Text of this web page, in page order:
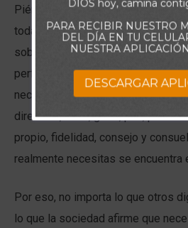
Piénsalo bien. Jesús —en quien
toda la plenitud de la Deidad”
soberano del universo y la fuente
perfección. Él vive en ti y te
necesitas. En Él encuentras
dirección, amor, gozo, paz,
propio, fidelidad, consejo y
realmente necesitas se encuentra
Por eso, no importa lo que otros
lo que la sociedad afirme que
DIOS hoy, camina
PARA RECIBIR NUESTRO
DEL DÍA EN TU
NUESTRA
DESCARGAR